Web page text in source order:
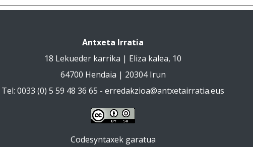
Antxeta Irratia
18 Lekueder karrika | Eliza kalea, 10
64700 Hendaia | 20304 Irun
Tel: 0033 (0) 5 59 48 36 65 - erredakzioa@antxetairratia.eus
Codesyntaxek garatua